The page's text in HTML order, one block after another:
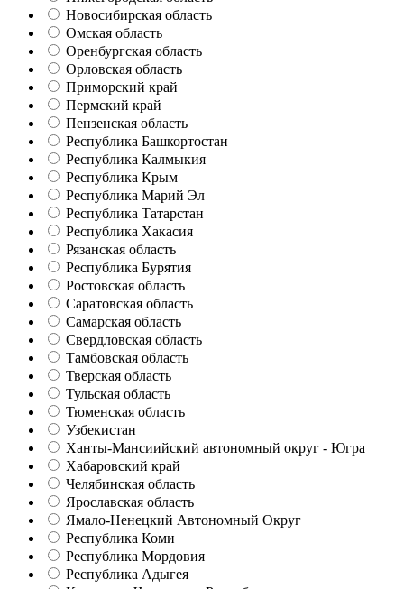
Новосибирская область
Омская область
Оренбургская область
Орловская область
Приморский край
Пермский край
Пензенская область
Республика Башкортостан
Республика Калмыкия
Республика Крым
Республика Марий Эл
Республика Татарстан
Республика Хакасия
Рязанская область
Республика Бурятия
Ростовская область
Саратовская область
Самарская область
Свердловская область
Тамбовская область
Тверская область
Тульская область
Тюменская область
Узбекистан
Ханты-Мансиийский автономный округ - Югра
Хабаровский край
Челябинская область
Ярославская область
Ямало-Ненецкий Автономный Округ
Республика Коми
Республика Мордовия
Республика Адыгея